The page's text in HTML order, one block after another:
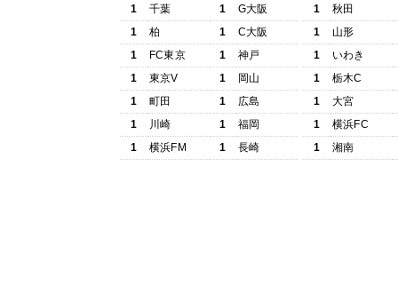
1
千葉 1
G大阪
1
柏 1
C大阪
1
FC東京 1
神戸
1
東京V 1
岡山
1
町田 1
広島
1
川崎 1
福岡
1
横浜FM 1 長崎
1
秋田
1
山形
1
いわき
1
栃木C
1
大宮
1
横浜FC
1
湘南